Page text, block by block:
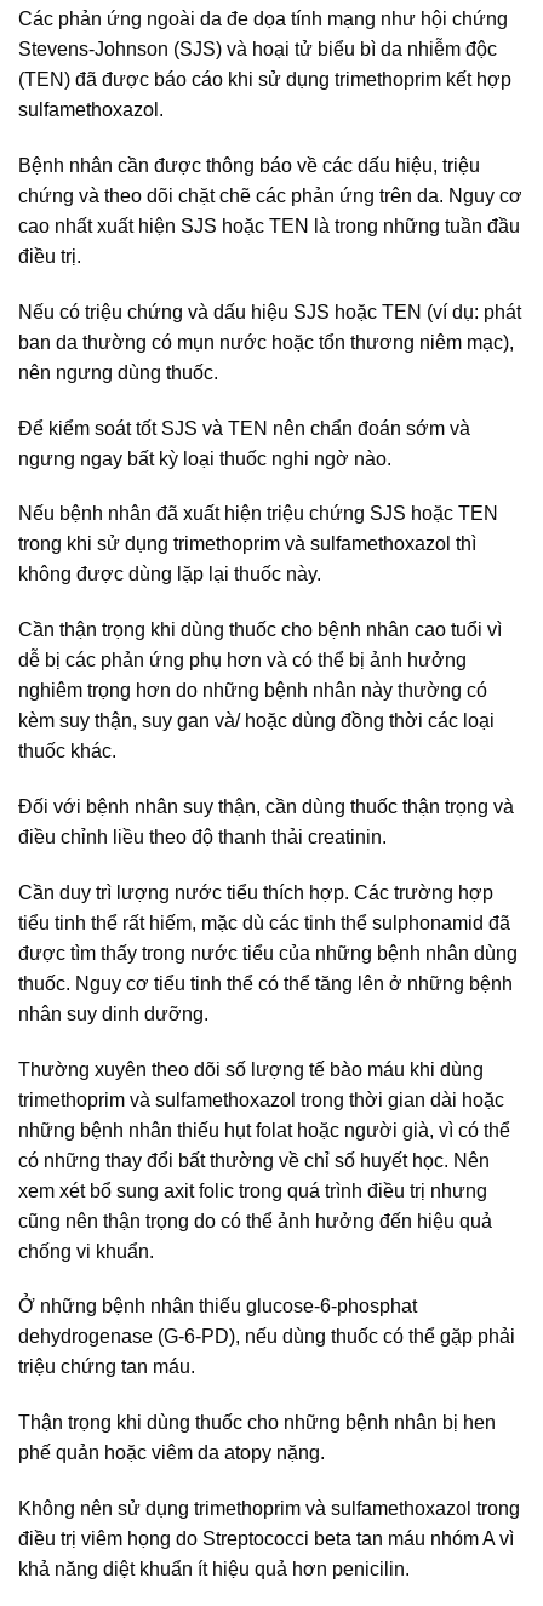
Các phản ứng ngoài da đe dọa tính mạng như hội chứng
Stevens-Johnson (SJS) và hoại tử biểu bì da nhiễm độc
(TEN) đã được báo cáo khi sử dụng trimethoprim kết hợp
sulfamethoxazol.
Bệnh nhân cần được thông báo về các dấu hiệu, triệu
chứng và theo dõi chặt chẽ các phản ứng trên da. Nguy cơ
cao nhất xuất hiện SJS hoặc TEN là trong những tuần đầu
điều trị.
Nếu có triệu chứng và dấu hiệu SJS hoặc TEN (ví dụ: phát
ban da thường có mụn nước hoặc tổn thương niêm mạc),
nên ngưng dùng thuốc.
Để kiểm soát tốt SJS và TEN nên chẩn đoán sớm và
ngưng ngay bất kỳ loại thuốc nghi ngờ nào.
Nếu bệnh nhân đã xuất hiện triệu chứng SJS hoặc TEN
trong khi sử dụng trimethoprim và sulfamethoxazol thì
không được dùng lặp lại thuốc này.
Cần thận trọng khi dùng thuốc cho bệnh nhân cao tuổi vì
dễ bị các phản ứng phụ hơn và có thể bị ảnh hưởng
nghiêm trọng hơn do những bệnh nhân này thường có
kèm suy thận, suy gan và/ hoặc dùng đồng thời các loại
thuốc khác.
Đối với bệnh nhân suy thận, cần dùng thuốc thận trọng và
điều chỉnh liều theo độ thanh thải creatinin.
Cần duy trì lượng nước tiểu thích hợp. Các trường hợp
tiểu tinh thể rất hiếm, mặc dù các tinh thể sulphonamid đã
được tìm thấy trong nước tiểu của những bệnh nhân dùng
thuốc. Nguy cơ tiểu tinh thể có thể tăng lên ở những bệnh
nhân suy dinh dưỡng.
Thường xuyên theo dõi số lượng tế bào máu khi dùng
trimethoprim và sulfamethoxazol trong thời gian dài hoặc
những bệnh nhân thiếu hụt folat hoặc người già, vì có thể
có những thay đổi bất thường về chỉ số huyết học. Nên
xem xét bổ sung axit folic trong quá trình điều trị nhưng
cũng nên thận trọng do có thể ảnh hưởng đến hiệu quả
chống vi khuẩn.
Ở những bệnh nhân thiếu glucose-6-phosphat
dehydrogenase (G-6-PD), nếu dùng thuốc có thể gặp phải
triệu chứng tan máu.
Thận trọng khi dùng thuốc cho những bệnh nhân bị hen
phế quản hoặc viêm da atopy nặng.
Không nên sử dụng trimethoprim và sulfamethoxazol trong
điều trị viêm họng do Streptococci beta tan máu nhóm A vì
khả năng diệt khuẩn ít hiệu quả hơn penicilin.